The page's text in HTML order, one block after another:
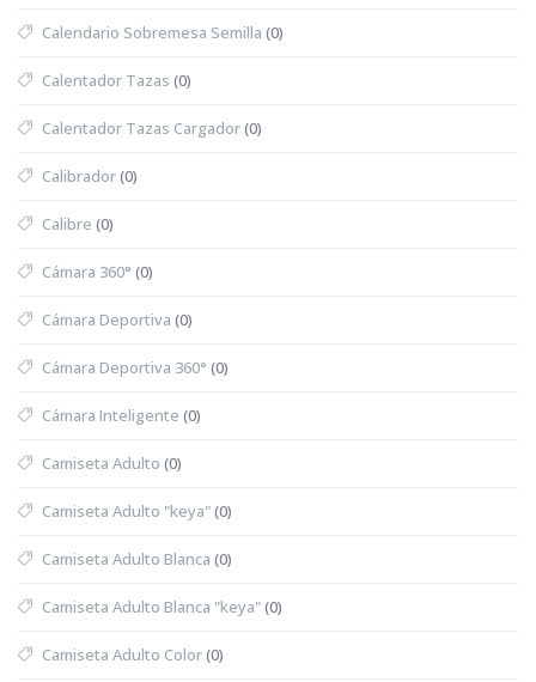
Calendario Sobremesa Semilla (0)
Calentador Tazas (0)
Calentador Tazas Cargador(0)
Calibrador(0)
Calibre (0)
Cámara 360° (0)
Cámara Deportiva (0)
Cámara Deportiva 360° (0)
Cámara Inteligente (0)
Camiseta Adulto (0)
Camiseta Adulto "keya"(0)
Camiseta Adulto Blanca (0)
Camiseta Adulto Blanca "keya"(0)
Camiseta Adulto Color(0)